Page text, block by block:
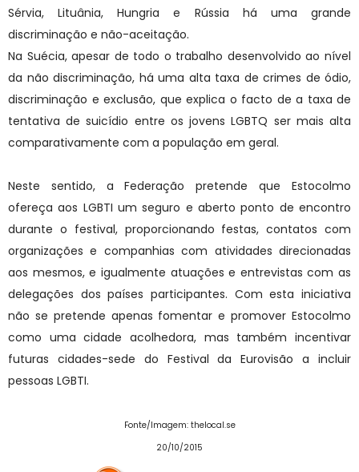
Sérvia, Lituânia, Hungria e Rússia há uma grande
discriminação e não-aceitação.
Na Suécia, apesar de todo o trabalho desenvolvido ao nível
da não discriminação, há uma alta taxa de crimes de ódio,
discriminação e exclusão, que explica o facto de a taxa de
tentativa de suicídio entre os jovens LGBTQ ser mais alta
comparativamente com a população em geral.
Neste sentido, a Federação pretende que Estocolmo
ofereça aos LGBTI um seguro e aberto ponto de encontro
durante o festival, proporcionando festas, contatos com
organizações e companhias com atividades direcionadas
aos mesmos, e igualmente atuações e entrevistas com as
delegações dos países participantes. Com esta iniciativa
não se pretende apenas fomentar e promover Estocolmo
como uma cidade acolhedora, mas também incentivar
futuras cidades-sede do Festival da Eurovisão a incluir
pessoas LGBTI.
Fonte/Imagem: thelocal.se
20/10/2015